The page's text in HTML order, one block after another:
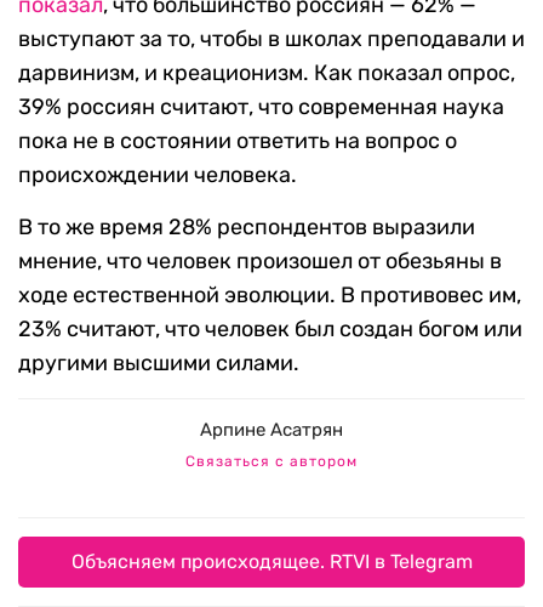
выступают за то, чтобы в школах преподавали и
дарвинизм, и креационизм. Как показал опрос,
39% россиян считают, что современная наука
пока не в состоянии ответить на вопрос о
происхождении человека.
В то же время 28% респондентов выразили
мнение, что человек произошел от обезьяны в
ходе естественной эволюции. В противовес им,
23% считают, что человек был создан богом или
другими высшими силами.
Арпине Асатрян
Связаться с автором
Объясняем происходящее. RTVI в Telegram